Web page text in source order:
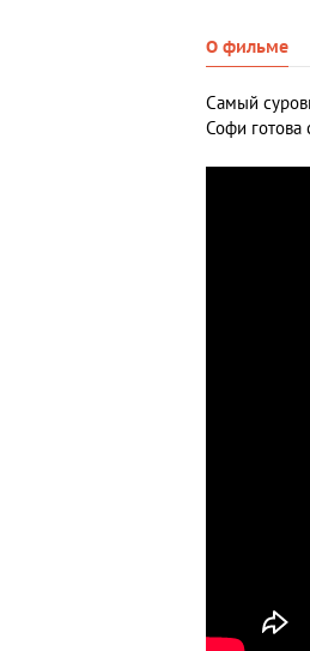
О фильме
Самый
Софи готова